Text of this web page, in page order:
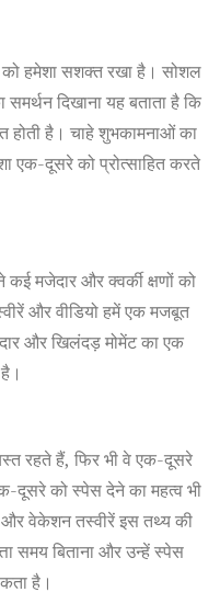
को हमेशा सशक्त रखा है। सोशल
दिखाना यह बताता है कि
होती है। चाहे शुभकामनाओं का
एक-दूसरे को प्रोत्साहित करते
मजेदार और क्वर्की क्षणों को
और वीडियो हमें एक मजबूत
और खिलंदड़ मोमेंट का एक
रहते हैं, फिर भी वे एक-दूसरे
दूसरे को स्पेस देने का महत्व भी
वेकेशन तस्वीरें इस तथ्य की
समय बिताना और उन्हें स्पेस
है।